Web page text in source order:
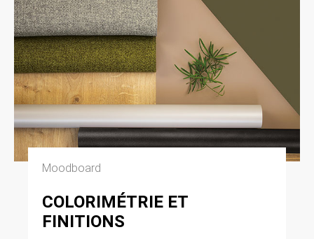
Moodboard
COLORIMÉTRIE ET
FINITIONS